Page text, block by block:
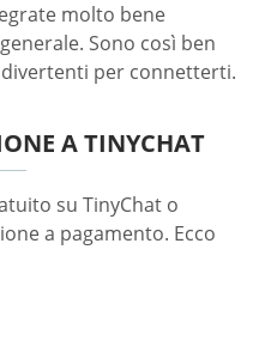
molto bene
Sono così ben
per connetterti.
A TINYCHAT
su TinyChat o
a pagamento. Ecco